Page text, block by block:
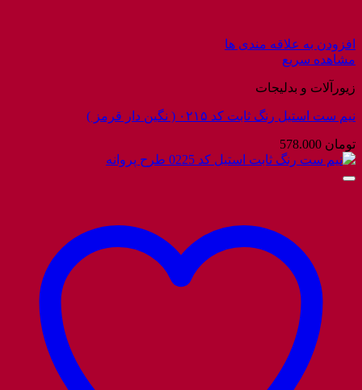
افزودن به علاقه مندی ها
مشاهده سریع
زیورآلات و بدلیجات
نیم ست استیل رنگ ثابت کد ۰۲۱۵ ( نگین دار قرمز )
تومان